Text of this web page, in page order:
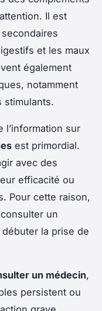
Il est
et les maux
également
notamment
stimulants.
l’information sur
est primordial.
avec des
efficacité ou
Pour cette raison,
un
la prise de
un médecin,
persistent ou